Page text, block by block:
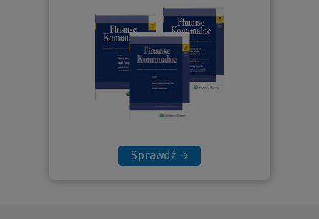
Sprawdź